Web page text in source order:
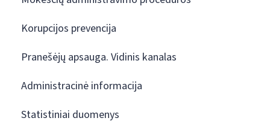
Korupcijos prevencija
Pranešėjų apsauga. Vidinis kanalas
Administracinė informacija
Statistiniai duomenys